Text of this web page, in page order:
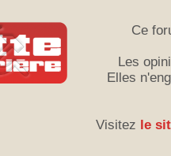
Ce
Les
Elles
Visitez le